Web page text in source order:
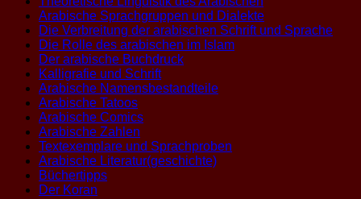
Arabische Sprachgruppen und Dialekte
Die Verbreitung der arabischen Schrift und Sprache
Die Rolle des arabischen im Islam
Der arabische Buchdruck
Kalligrafie und Schrift
Arabische Namensbestandteile
Arabische Tatoos
Arabische Comics
Arabische Zahlen
Textexemplare und Sprachproben
Arabische Literatur(geschichte)
Büchertipps
Der Koran